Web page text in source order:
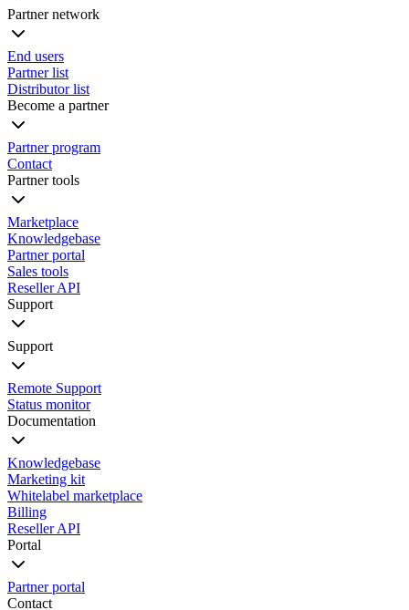
Partner network
End users
Partner list
Distributor list
Become a partner
Partner program
Contact
Partner tools
Marketplace
Knowledgebase
Partner portal
Sales tools
Reseller API
Support
Support
Remote Support
Status monitor
Documentation
Knowledgebase
Marketing kit
Whitelabel marketplace
Billing
Reseller API
Portal
Partner portal
Contact